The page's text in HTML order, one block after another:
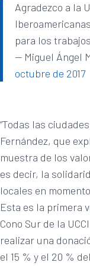
Agradezco a la
Iberoamericanas
para los
— Miguel Ángel
octubre de 2017
“Todas las
Fernández, que
muestra de los
es decir, la
locales en
Esta es la primera
Cono Sur de la
realizar una
el 15 % y el 20 %